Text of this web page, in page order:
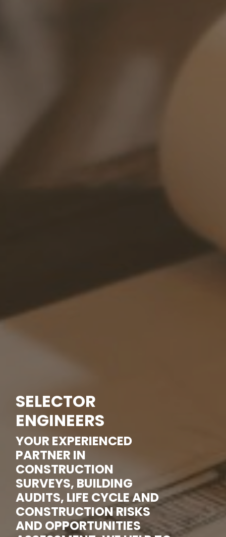
SELECTOR
ENGINEERS
YOUR EXPERIENCED
PARTNER IN
CONSTRUCTION
SURVEYS, BUILDING
AUDITS, LIFE CYCLE AND
CONSTRUCTION RISKS
AND OPPORTUNITIES